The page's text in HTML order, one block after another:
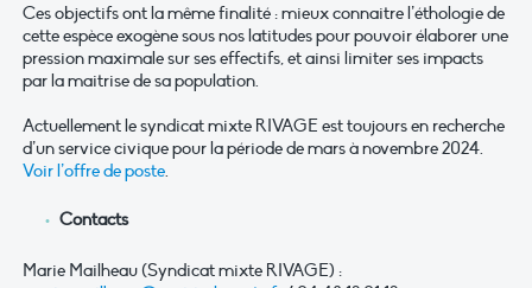
Ces objectifs ont la même finalité : mieux connaitre l’éthologie de
cette espèce exogène sous nos latitudes pour pouvoir élaborer une
pression maximale sur ses effectifs, et ainsi limiter ses impacts
par la maitrise de sa population.
Actuellement le syndicat mixte RIVAGE est toujours en recherche
d’un service civique pour la période de mars à novembre 2024.
Voir l’offre de poste.
Contacts
Marie Mailheau (Syndicat mixte RIVAGE) :